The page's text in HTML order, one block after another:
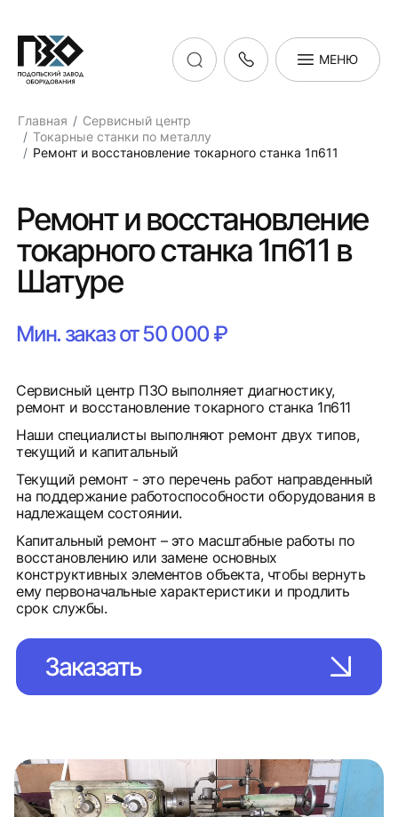
МЕНЮ
Главная
Сервисный центр
Токарные станки по металлу
Ремонт и восстановление токарного станка 1п611
Ремонт и восстановление
токарного станка 1п611 в
Шатуре
Мин. заказ от 50 000 ₽
Сервисный центр ПЗО выполняет диагностику,
ремонт и восстановление токарного станка 1п611
Наши специалисты выполняют ремонт двух типов,
текущий и капитальный
Текущий ремонт - это перечень работ направденный
на поддержание работоспособности оборудования в
надлежащем состоянии.
Капитальный ремонт – это масштабные работы по
восстановлению или замене основных
конструктивных элементов объекта, чтобы вернуть
ему первоначальные характеристики и продлить
срок службы.
Заказать